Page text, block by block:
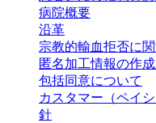
病院概要
沿革
宗教的輸血拒否に
匿名加工情報の作
包括同意について
カスタマー（ペイ
針